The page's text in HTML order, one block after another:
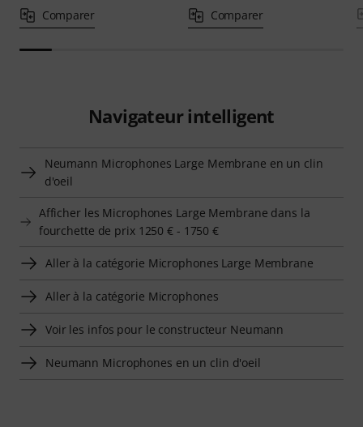
Comparer Comparer
Navigateur intelligent
Neumann Microphones Large Membrane en un clin
d'oeil
Afficher les Microphones Large Membrane dans la
fourchette de prix 1250 € - 1750 €
Aller à la catégorie Microphones Large Membrane
Aller à la catégorie Microphones
Voir les infos pour le constructeur Neumann
Neumann Microphones en un clin d'oeil